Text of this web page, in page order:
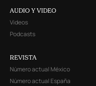
AUDIO Y VIDEO
Videos
Podcasts
REVISTA
Número actual México
Número actual España